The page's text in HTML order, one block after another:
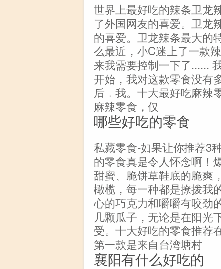
世界上最好吃的辣条卫龙
了外国网友的喜爱。卫龙
的喜爱。卫龙辣条最大的
么最近，小C迷上了一款
来我需要控制一下了......
开始，我对这款零食没有
后，我。十大最好吃麻辣
麻辣零食，仅
哪些好吃的零食
私藏零食-如果让你推荐3
的零食真是令人怀念啊！
甜蜜、脆饼草鞋底的脆爽
橄榄，每一种都是撩拨我
心的巧克力和嚼嚼有咬劲
几颗瓜子，无论是在阳光
受。十大好吃的零食推荐
第一款是来自台湾塘村
襄阳有什么好吃的